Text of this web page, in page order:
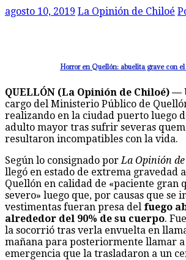
agosto 10, 2019 La Opinión de Chiloé
Horror en Quellón: abuelita grave con
QUELLÓN (La Opinión de Chiloé) —
cargo del Ministerio Público de
realizando en la ciudad puerto luego
adulto mayor tras sufrir severas
resultaron incompatibles con la vida.
Según lo consignado por La Opinión
llegó en estado de extrema gravedad
Quellón en calidad de «paciente gran
severo» luego que, por causas que se
vestimentas fueran presa del fuego
alrededor del 90% de su cuerpo.
la socorrió tras verla envuelta en
mañana para posteriormente llamar a
emergencia que la trasladaron a un